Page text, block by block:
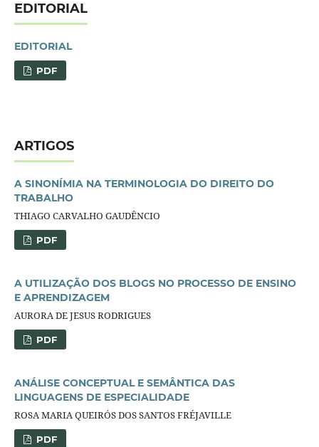
EDITORIAL
EDITORIAL
PDF
ARTIGOS
A SINONÍMIA NA TERMINOLOGIA DO DIREITO DO
TRABALHO
THIAGO CARVALHO GAUDÊNCIO
PDF
A UTILIZAÇÃO DOS BLOGS NO PROCESSO DE ENSINO
E APRENDIZAGEM
AURORA DE JESUS RODRIGUES
PDF
ANÁLISE CONCEPTUAL E SEMÂNTICA DAS
LINGUAGENS DE ESPECIALIDADE
ROSA MARIA QUEIRÓS DOS SANTOS FRÉJAVILLE
PDF